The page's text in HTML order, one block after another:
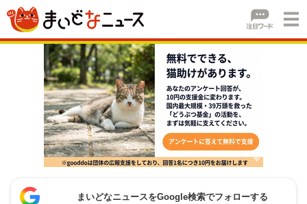
まいどなニュースをGoogle検索でフォローする